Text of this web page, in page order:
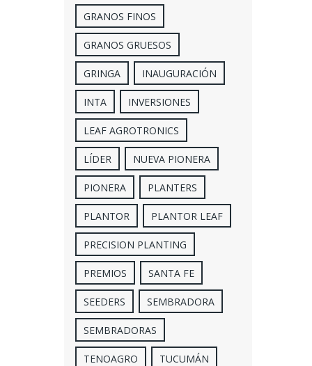
GRANOS FINOS
GRANOS GRUESOS
GRINGA INAUGURACIÓN
INTA INVERSIONES
LEAF AGROTRONICS
LÍDER NUEVA PIONERA
PIONERA PLANTERS
PLANTOR PLANTOR LEAF
PRECISION PLANTING
PREMIOS SANTA FE
SEEDERS SEMBRADORA
SEMBRADORAS
TENOAGRO TUCUMÁN